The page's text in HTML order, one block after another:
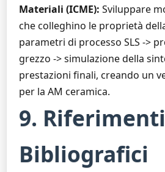
Materiali (ICME): Sviluppare
che colleghino le proprietà
parametri di processo SLS ->
grezzo -> simulazione della
prestazioni finali, creando un
per la AM ceramica.
9. Riferimenti
Bibliografici